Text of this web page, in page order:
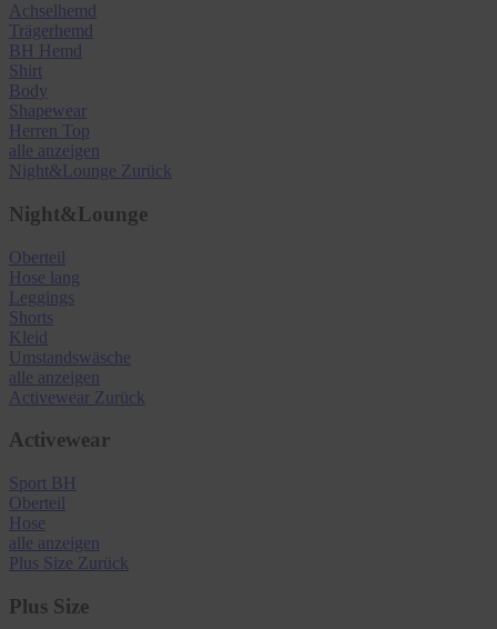
Achselhemd
Trägerhemd
BH Hemd
Shirt
Body
Shapewear
Herren Top
alle anzeigen
Night&Lounge Zurück
Night&Lounge
Oberteil
Hose lang
Leggings
Shorts
Kleid
Umstandswäsche
alle anzeigen
Activewear Zurück
Activewear
Sport BH
Oberteil
Hose
alle anzeigen
Plus Size Zurück
Plus Size